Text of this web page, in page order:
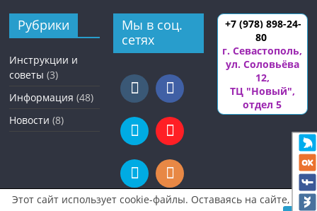
Рубрики
Инструкции и
советы (3)
Информация (48)
Новости (8)
Мы в соц.
сетях
+7 (978) 898-24-
80
г. Севастополь,
ул. Соловьёва
12,
ТЦ "Новый",
отдел 5
Этот сайт использует cookie-файлы. Оставаясь на сайте, вы